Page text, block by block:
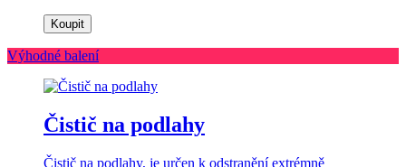
Koupit
Výhodné balení
Čistič na podlahy
Čistič na podlahy, je určen k odstranění extrémně